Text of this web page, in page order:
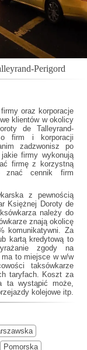
Perigord
oraz korporacje
klientów w okolicy
de Talleyrand-
firm i korporacji
zadzwonisz po
firmy wykonują
firmę z korzystną
znać cennik firm
z pewnością
Księżnej Doroty de
należy do
znają okolicę
komunikatywni. Za
kartą kredytową to
zgody na
to miejsce w w/w
taksówkarze
taryfach. Koszt za
ta wystąpić może,
kolejowe itp.
Pomorska